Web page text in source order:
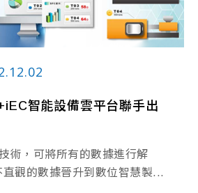
智能設備雲平台聯手出
術，可將所有的數據進行解
觀的數據晉升到數位智慧製...